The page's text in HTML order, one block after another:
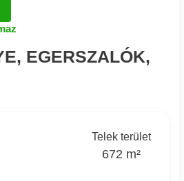
EGERSZALÓK,
Telek terület
672 m²